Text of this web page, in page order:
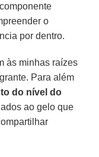
o
por dentro.
às minhas raízes
Para além
do nível do
ao gelo que